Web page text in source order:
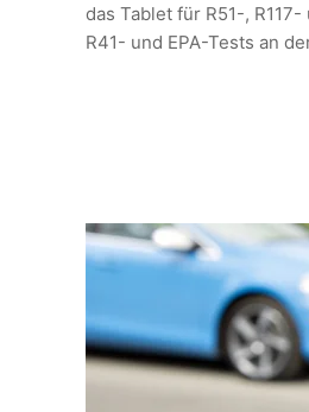
das Tablet für R51-,
R41- und EPA-Tests an